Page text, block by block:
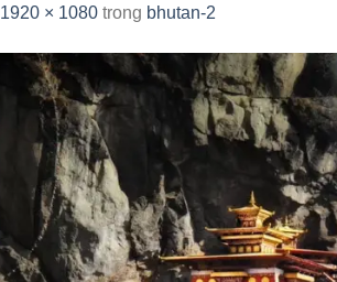
1920 × 1080 trong bhutan-2